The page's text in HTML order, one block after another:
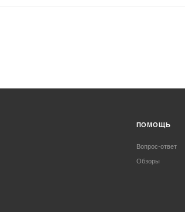
ПОМОЩЬ
Вопрос-ответ
Обзоры